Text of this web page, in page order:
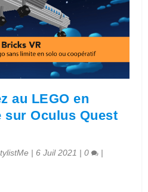
au LEGO en
Oculus Quest
|6 Juil 2021 |0 |